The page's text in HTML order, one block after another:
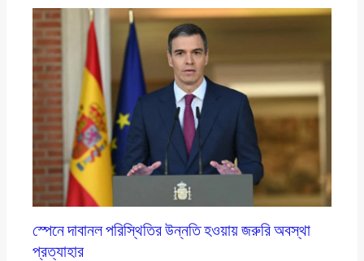
স্পেনে দাবানল পরিস্থিতির উন্নতি হওয়ায় জরুরি অবস্থা
প্রত্যাহার